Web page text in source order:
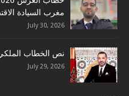
مغرب السيادة
July 30, 2026
نص الخطاب
July 29, 2026